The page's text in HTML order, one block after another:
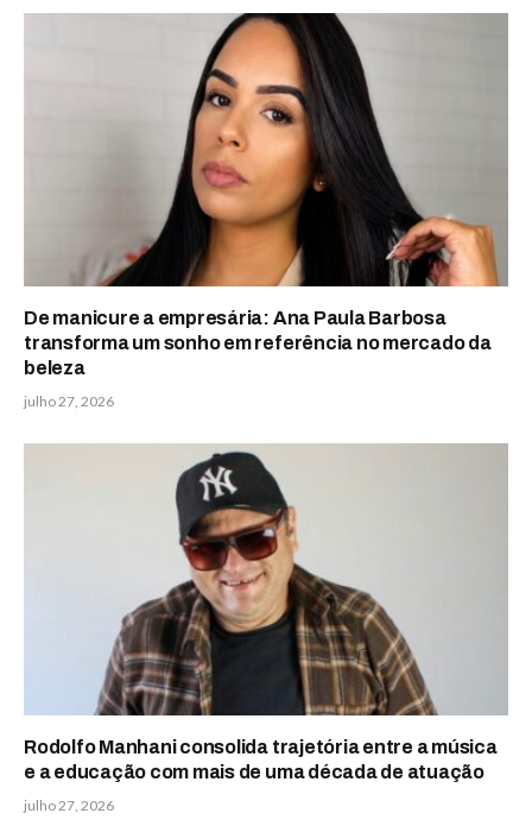
De manicure a empresária: Ana Paula Barbosa
transforma um sonho em referência no mercado da
beleza
julho 27, 2026
Rodolfo Manhani consolida trajetória entre a música
e a educação com mais de uma década de atuação
julho 27, 2026